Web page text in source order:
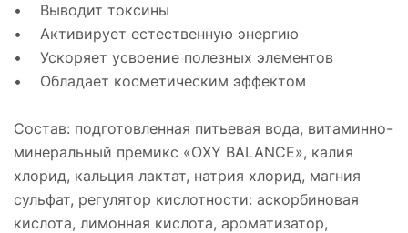
• Выводит токсины
• Активирует естественную энергию
• Ускоряет усвоение полезных элементов
• Обладает косметическим эффектом
Состав: подготовленная питьевая вода, витаминно-
минеральный премикс «OXY BALANCE», калия
хлорид, кальция лактат, натрия хлорид, магния
сульфат, регулятор кислотности: аскорбиновая
кислота, лимонная кислота, ароматизатор,